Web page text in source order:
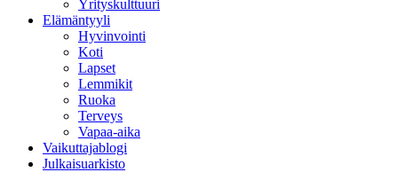
Yrityskulttuuri
Elämäntyyli
Hyvinvointi
Koti
Lapset
Lemmikit
Ruoka
Terveys
Vapaa-aika
Vaikuttajablogi
Julkaisuarkisto